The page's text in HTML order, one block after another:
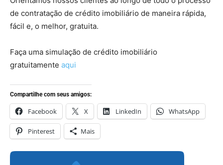
de contratação de crédito imobiliário de maneira rápida,
fácil e, o melhor, gratuita.
Faça uma simulação de crédito imobiliário
gratuitamente aqui
Compartilhe com seus amigos:
Facebook X LinkedIn WhatsApp
Pinterest Mais